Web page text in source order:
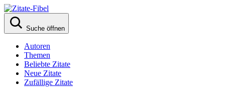
Suche öffnen
Autoren
Themen
Beliebte Zitate
Neue Zitate
Zufällige Zitate